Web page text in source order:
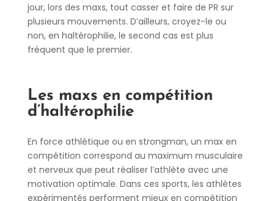
jour, lors des maxs, tout casser et faire de PR sur
plusieurs mouvements. D’ailleurs, croyez-le ou
non, en haltérophilie, le second cas est plus
fréquent que le premier.
Les maxs en compétition
d’haltérophilie
En force athlétique ou en strongman, un max en
compétition correspond au maximum musculaire
et nerveux que peut réaliser l’athlète avec une
motivation optimale. Dans ces sports, les athlètes
expérimentés performent mieux en compétition